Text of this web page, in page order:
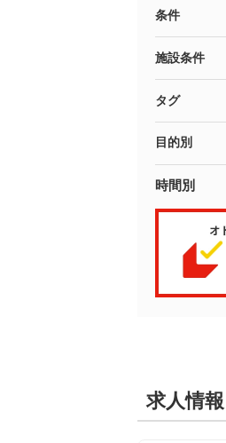
条件
施設条件
タグ
目的別
時間別
求人情報